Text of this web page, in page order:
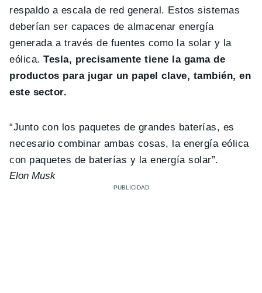
respaldo a escala de red general. Estos sistemas
deberían ser capaces de almacenar energía
generada a través de fuentes como la solar y la
eólica.Tesla, precisamente tiene la gama de
productos para jugar un papel clave, también, en
este sector.
“Junto con los paquetes de grandes baterías, es
necesario combinar ambas cosas, la energía eólica
con paquetes de baterías y la energía solar”.
Elon Musk